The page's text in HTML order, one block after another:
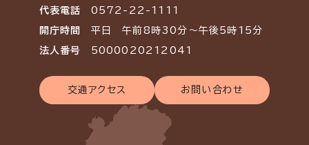
代表電話 0572-22-1111
開庁時間 平日 午前8時30分～午後5時15分
法人番号 5000020212041
交通アクセス お問い合わせ